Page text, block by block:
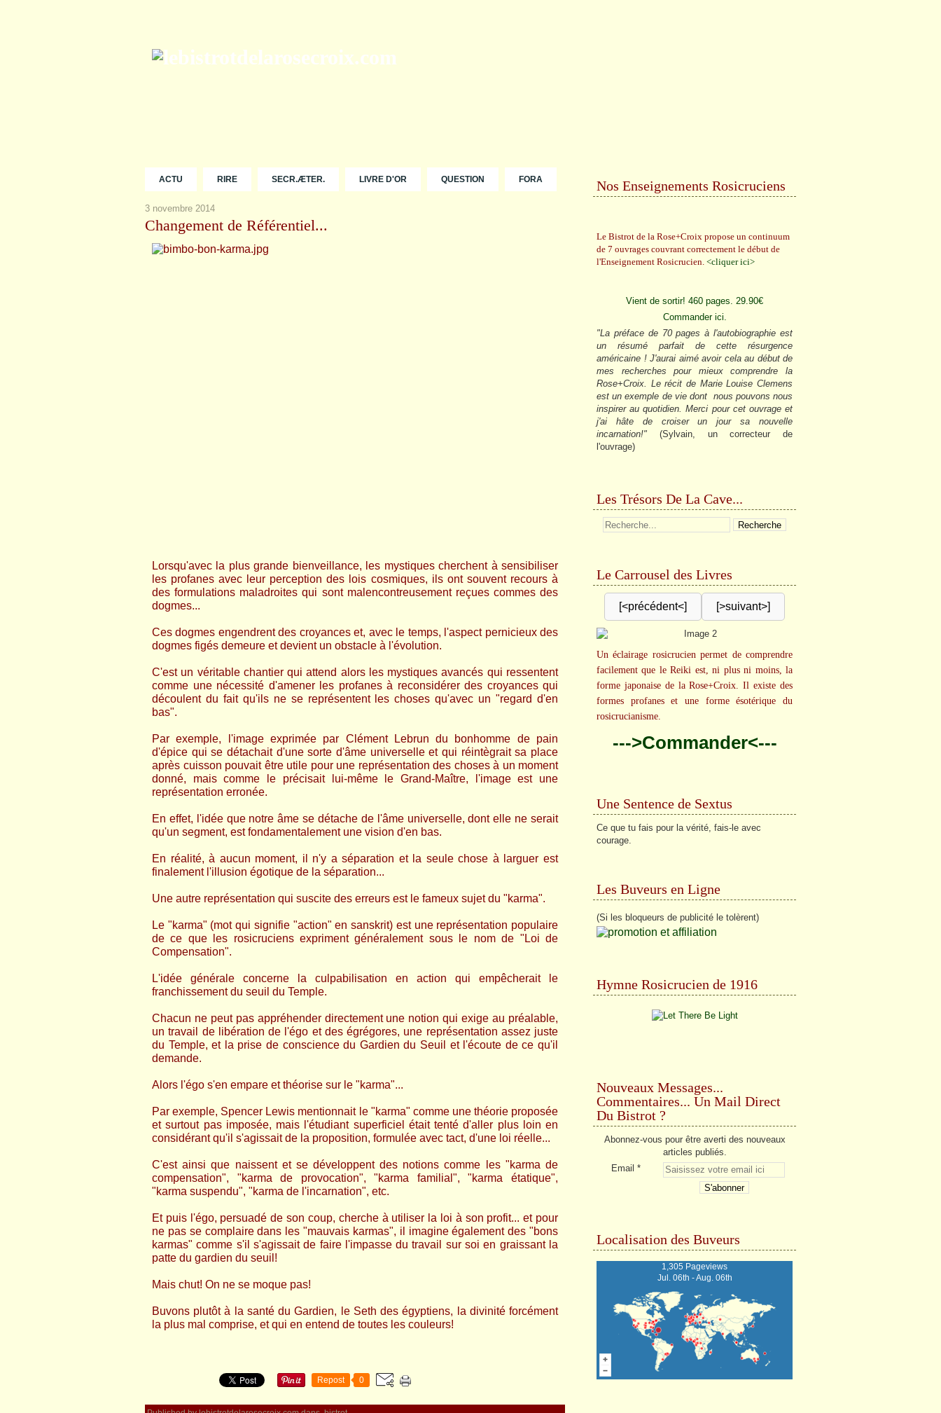
ACTU RIRE SECR.ÆTER. LIVRE D'OR QUESTION FORA
3 novembre 2014
Changement de Référentiel...
Lorsqu'avec la plus grande bienveillance, les mystiques cherchent à sensibiliser
les profanes avec leur perception des lois cosmiques, ils ont souvent recours à
des formulations maladroites qui sont malencontreusement reçues commes des
dogmes...
Ces dogmes engendrent des croyances et, avec le temps, l'aspect pernicieux des
dogmes figés demeure et devient un obstacle à l'évolution.
C'est un véritable chantier qui attend alors les mystiques avancés qui ressentent
comme une nécessité d'amener les profanes à reconsidérer des croyances qui
découlent du fait qu'ils ne se représentent les choses qu'avec un "regard d'en
bas".
Par exemple, l'image exprimée par Clément Lebrun du bonhomme de pain
d'épice qui se détachait d'une sorte d'âme universelle et qui réintègrait sa place
après cuisson pouvait être utile pour une représentation des choses à un moment
donné, mais comme le précisait lui-même le Grand-Maître, l'image est une
représentation erronée.
En effet, l'idée que notre âme se détache de l'âme universelle, dont elle ne serait
qu'un segment, est fondamentalement une vision d'en bas.
En réalité, à aucun moment, il n'y a séparation et la seule chose à larguer est
finalement l'illusion égotique de la séparation...
Une autre représentation qui suscite des erreurs est le fameux sujet du "karma".
Le "karma" (mot qui signifie "action" en sanskrit) est une représentation populaire
de ce que les rosicruciens expriment généralement sous le nom de "Loi de
Compensation".
L'idée générale concerne la culpabilisation en action qui empêcherait le
franchissement du seuil du Temple.
Chacun ne peut pas appréhender directement une notion qui exige au préalable,
un travail de libération de l'égo et des égrégores, une représentation assez juste
du Temple, et la prise de conscience du Gardien du Seuil et l'écoute de ce qu'il
demande.
Alors l'égo s'en empare et théorise sur le "karma"...
Par exemple, Spencer Lewis mentionnait le "karma" comme une théorie proposée
et surtout pas imposée, mais l'étudiant superficiel était tenté d'aller plus loin en
considérant qu'il s'agissait de la proposition, formulée avec tact, d'une loi réelle...
C'est ainsi que naissent et se développent des notions comme les "karma de
compensation", "karma de provocation", "karma familial", "karma étatique",
"karma suspendu", "karma de l'incarnation", etc.
Et puis l'égo, persuadé de son coup, cherche à utiliser la loi à son profit... et pour
ne pas se complaire dans les "mauvais karmas", il imagine également des "bons
karmas" comme s'il s'agissait de faire l'impasse du travail sur soi en graissant la
patte du gardien du seuil!
Mais chut! On ne se moque pas!
Buvons plutôt à la santé du Gardien, le Seth des égyptiens, la divinité forcément
la plus mal comprise, et qui en entend de toutes les couleurs!
Repost 0
Nos Enseignements Rosicruciens
Le Bistrot de la Rose+Croix propose un continuum
de 7 ouvrages couvrant correctement le début de
l'Enseignement Rosicrucien. <cliquer ici>
Vient de sortir! 460 pages. 29.90€
Commander ici.
"La préface de 70 pages à l'autobiographie est
un résumé parfait de cette résurgence
américaine ! J'aurai aimé avoir cela au début de
mes recherches pour mieux comprendre la
Rose+Croix. Le récit de Marie Louise Clemens
est un exemple de vie dont nous pouvons nous
inspirer au quotidien. Merci pour cet ouvrage et
j'ai hâte de croiser un jour sa nouvelle
incarnation!" (Sylvain, un correcteur de
l'ouvrage)
Les Trésors De La Cave...
Le Carrousel des Livres
[<précédent<] [>suivant>]
Un éclairage rosicrucien permet de comprendre
facilement que le Reiki est, ni plus ni moins, la
forme japonaise de la Rose+Croix. Il existe des
formes profanes et une forme ésotérique du
rosicrucianisme.
--->Commander<---
Une Sentence de Sextus
Ce que tu fais pour la vérité, fais-le avec
courage.
Les Buveurs en Ligne
(Si les bloqueurs de publicité le tolèrent)
Hymne Rosicrucien de 1916
Nouveaux Messages...
Commentaires... Un Mail Direct
Du Bistrot ?
Abonnez-vous pour être averti des nouveaux
articles publiés.
Email
Localisation des Buveurs
1,305 Pageviews
Jul. 06th - Aug. 06th